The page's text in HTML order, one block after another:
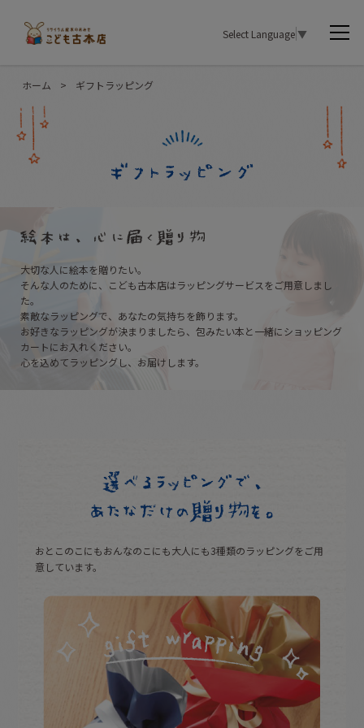
Select Language▼
ホーム > ギフトラッピング
大切な人に絵本を贈りたい。
そんな人のために、こども古本店はラッピングサービスをご用意しまし
た。
素敵なラッピングで、あなたの気持ちを飾ります。
お好きなラッピングが決まりましたら、 包みたい本と一緒にショッピング
カートにお入れください。
心を込めてラッピングし、お届けします。
おとこのこにもおんなのこにも大人にも3種類のラッピングをご用
意しています。